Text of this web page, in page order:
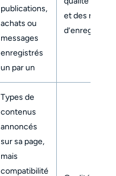
publications,
achats ou
messages
enregistrés
un par un
et des
Types de
contenus
annoncés
sur sa page,
mais
compatibilité